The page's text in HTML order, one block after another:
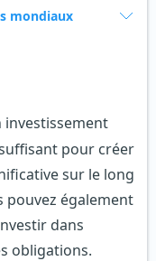
mondiaux
investissement
pour créer
sur le long
pouvez également
dans
obligations.